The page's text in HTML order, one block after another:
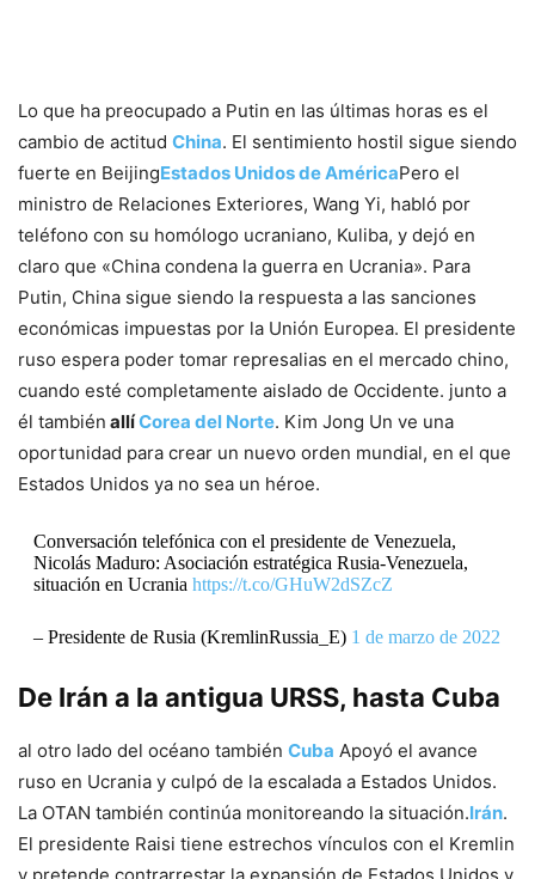
Lo que ha preocupado a Putin en las últimas horas es el
cambio de actitud China. El sentimiento hostil sigue siendo
fuerte en BeijingEstados Unidos de AméricaPero el
ministro de Relaciones Exteriores, Wang Yi, habló por
teléfono con su homólogo ucraniano, Kuliba, y dejó en
claro que «China condena la guerra en Ucrania». Para
Putin, China sigue siendo la respuesta a las sanciones
económicas impuestas por la Unión Europea. El presidente
ruso espera poder tomar represalias en el mercado chino,
cuando esté completamente aislado de Occidente. junto a
él también allíCorea del Norte. Kim Jong Un ve una
oportunidad para crear un nuevo orden mundial, en el que
Estados Unidos ya no sea un héroe.
Conversación telefónica con el presidente de Venezuela,
Nicolás Maduro: Asociación estratégica Rusia-Venezuela,
situación en Ucrania https://t.co/GHuW2dSZcZ
– Presidente de Rusia (KremlinRussia_E) 1 de marzo de 2022
De Irán a la antigua URSS, hasta Cuba
al otro lado del océano también Cuba Apoyó el avance
ruso en Ucrania y culpó de la escalada a Estados Unidos.
La OTAN también continúa monitoreando la situación.Irán.
El presidente Raisi tiene estrechos vínculos con el Kremlin